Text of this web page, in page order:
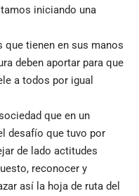
iniciando una
que tienen en sus manos
deben aportar para que
a todos por igual
que en un
desafío que tuvo por
de lado actitudes
reconocer y
así la hoja de ruta del